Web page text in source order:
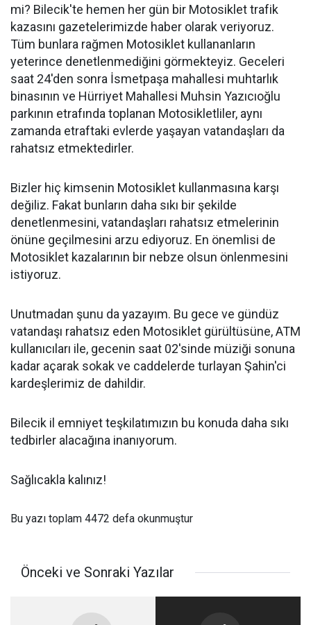
mi? Bilecik'te hemen her gün bir Motosiklet trafik
kazasını gazetelerimizde haber olarak veriyoruz.
Tüm bunlara rağmen Motosiklet kullananların
yeterince denetlenmediğini görmekteyiz. Geceleri
saat 24'den sonra İsmetpaşa mahallesi muhtarlık
binasının ve Hürriyet Mahallesi Muhsin Yazıcıoğlu
parkının etrafında toplanan Motosikletliler, aynı
zamanda etraftaki evlerde yaşayan vatandaşları da
rahatsız etmektedirler.
Bizler hiç kimsenin Motosiklet kullanmasına karşı
değiliz. Fakat bunların daha sıkı bir şekilde
denetlenmesini, vatandaşları rahatsız etmelerinin
önüne geçilmesini arzu ediyoruz. En önemlisi de
Motosiklet kazalarının bir nebze olsun önlenmesini
istiyoruz.
Unutmadan şunu da yazayım. Bu gece ve gündüz
vatandaşı rahatsız eden Motosiklet gürültüsüne, ATM
kullanıcıları ile, gecenin saat 02'sinde müziği sonuna
kadar açarak sokak ve caddelerde turlayan Şahin'ci
kardeşlerimiz de dahildir.
Bilecik il emniyet teşkilatımızın bu konuda daha sıkı
tedbirler alacağına inanıyorum.
Sağlıcakla kalınız!
Bu yazı toplam 4472 defa okunmuştur
Önceki ve Sonraki Yazılar